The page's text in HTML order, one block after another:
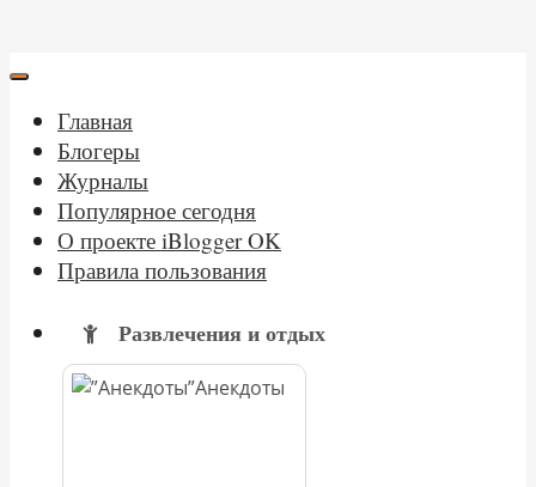
Главная
Блогеры
Журналы
Популярное сегодня
О проекте iBlogger OK
Правила пользования
Развлечения и отдых
Анекдоты